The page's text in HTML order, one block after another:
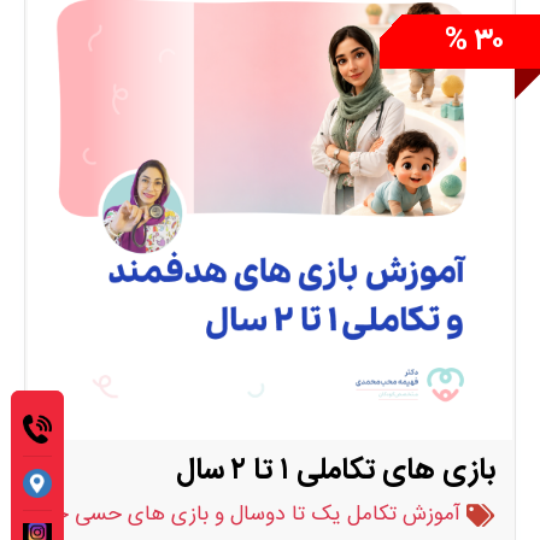
اصلی این دوره آموزشی هستند.
۳۰ %
بازی های تکاملی ۱ تا ۲ سال
آموزش تکامل یک تا دوسال و بازی های حسی حرکتی